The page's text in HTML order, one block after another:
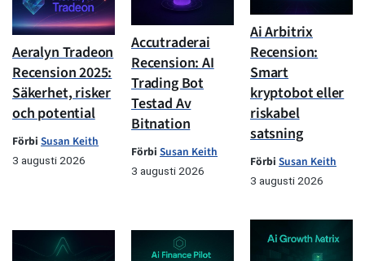
Aeralyn Tradeon
Recension 2025:
Säkerhet, risker
och potential
Förbi Susan Keith
3 augusti 2026
Accutraderai
Recension: AI
Trading Bot
Testad Av
Bitnation
Förbi Susan Keith
3 augusti 2026
Ai Arbitrix
Recension:
Smart
kryptobot eller
riskabel
satsning
Förbi Susan Keith
3 augusti 2026